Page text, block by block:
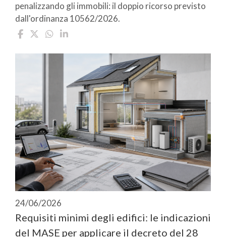
penalizzando gli immobili: il doppio ricorso previsto
dall'ordinanza 10562/2026.
24/06/2026
Requisiti minimi degli edifici: le indicazioni
del MASE per applicare il decreto del 28